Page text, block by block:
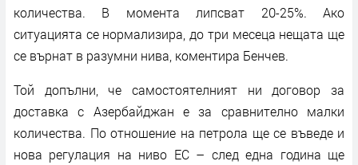
количества. В момента липсват 20-25%. Ако
ситуацията се нормализира, до три месеца нещата ще
се върнат в разумни нива, коментира Бенчев.
Той допълни, че самостоятелният ни договор за
доставка с Азербайджан е за сравнително малки
количества. По отношение на петрола ще се въведе и
нова регулация на ниво ЕС – след една година ще